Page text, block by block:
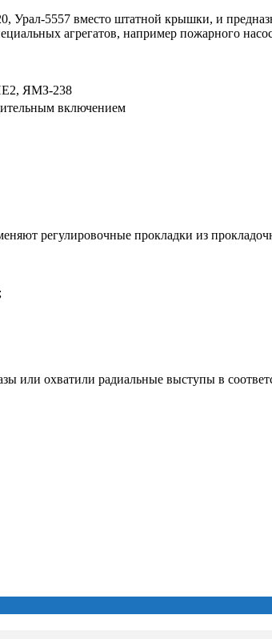
5557 вместо штатной крышки, и
агрегатов, например
ЯМЗ-238
включением
регулировочные прокладки из
или охватили радиальные выступы в